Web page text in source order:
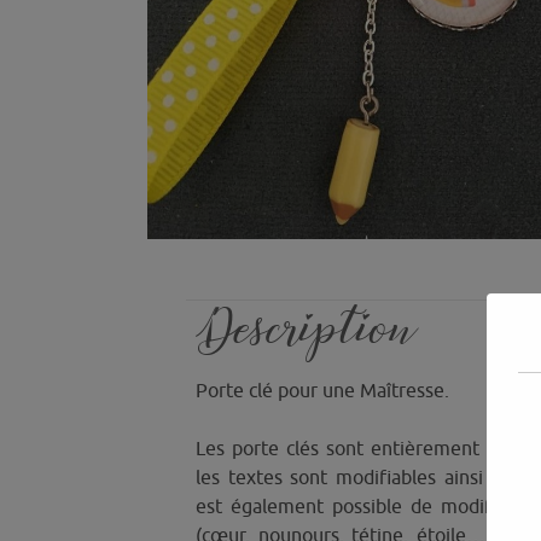
Description
Porte clé pour une Maîtresse.
Les porte clés sont entièrement
les textes sont modifiables ainsi que
est également possible de modifier
(cœur, nounours, tétine, étoile……) ou